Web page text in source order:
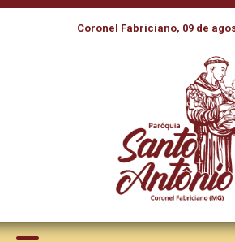
Coronel Fabriciano, 09 de